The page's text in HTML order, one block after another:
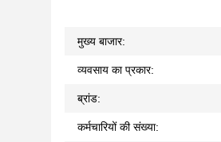
मुख्य बाजार:
व्यवसाय का प्रकार:
ब्रांड:
कर्मचारियों की संख्या: